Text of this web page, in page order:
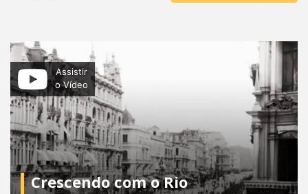
Assistir
o Vídeo
Crescendo com o Rio